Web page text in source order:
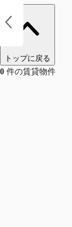
トップに戻る
0 件の賃貸物件